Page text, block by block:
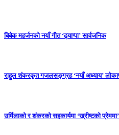
बिबेक महर्जनको नयाँ गीत ‘ढ्याप्पा’ सार्वजनिक
राहुल शंकरकृत गजलसङ्ग्रह ‘नयाँ अध्याय’
उर्मिलाको र शंकरको सहकार्यमा ‘ख्रीष्टको